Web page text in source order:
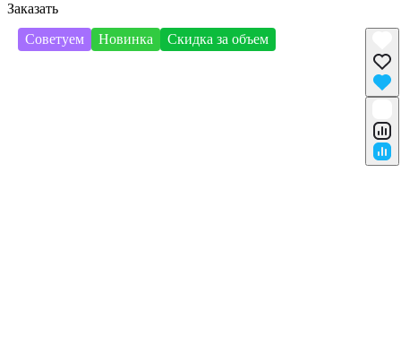
Заказать
Советуем
Новинка Скидка за объем